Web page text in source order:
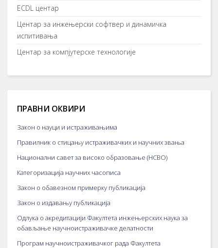
ECDL центар
Цeнтaр зa инжeњeрски сoфтвeр и динaмичкa
испитивaњa
Центар за компјутерске технологије
ПРАВНИ ОКВИРИ
Закон о науци и истраживањима
Правилник о стицању истраживачких и научних звања
Национални савет за високо образовање (НСВО)
Категоризација научних часописа
Закон о обавезном примерку публикација
Закон о издавању публикација
Одлука о акредитацији Факултета инжењерских наука за
обављање научноистраживачке делатности
Програм научноистраживачког рада Факултета